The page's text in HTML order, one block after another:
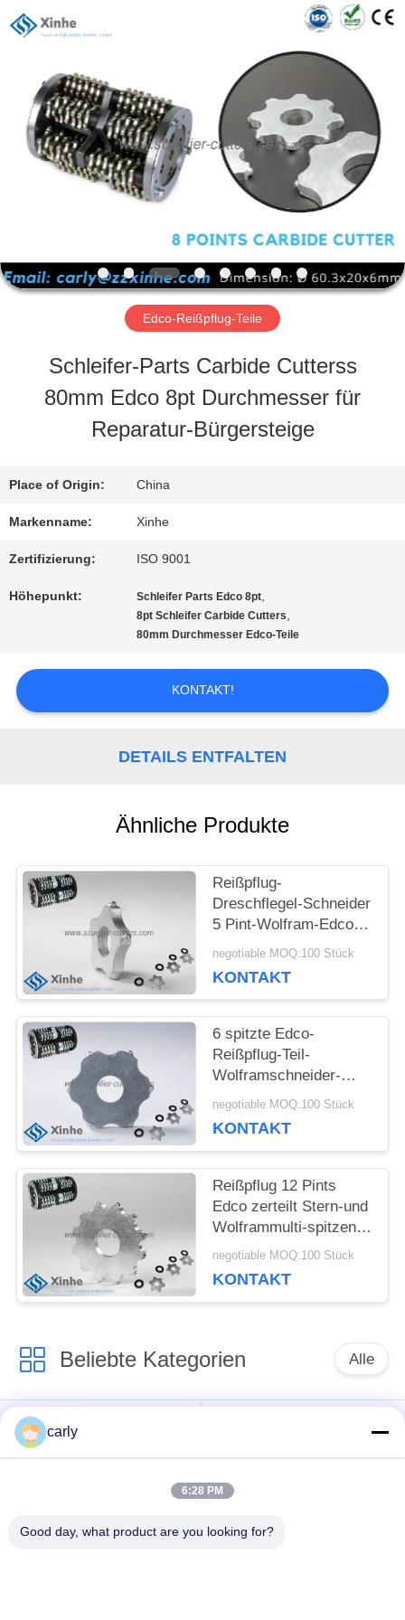
ZU
HAUSE
PRODUKTE
VIDEOS
UNS
WERKSBESICHTIGUNG
KONTAKT
MIT
NEUIGKEITEN
EIN
ANGEBOT
SITEMAP
DATENSCHUTZ-
BESTIMMUNGEN
Xinhe
Industry
Reserved.
Edco-Reißpflug-Teile
Schleifer-Parts Carbide Cutterss
80mm Edco 8pt Durchmesser für
Reparatur-Bürgersteige
Place of Origin: China
Markenname: Xinhe
Zertifizierung: ISO 9001
Höhepunkt: Schleifer Parts Edco 8pt,
8pt Schleifer Carbide Cutters,
80mm Durchmesser Edco-Teile
KONTAKT!
DETAILS ENTFALTEN
Ähnliche Produkte
Reißpflug-
Dreschflegel-Schneider
5 Pint-Wolfram-Edco
konkrete auf konkreten
negotiable MOQ:100 Stück
KONTAKT
6 spitzte Edco-
Reißpflug-Teil-
Wolframschneider-
Straßen-Zement-
Vorbereitungs-
negotiable MOQ:100 Stück
KONTAKT
Reißpflug 12 Pints
Edco zerteilt Stern-und
Wolframmulti-spitzen-
Werkzeugausstattungs-
Versammlung
negotiable MOQ:100 Stück
KONTAKT
Beliebte Kategorien Alle
Reißpflug-Schneider
PCD-
Schneidmaschinen
carly
6:28 PM
Good day, what product are you looking for?